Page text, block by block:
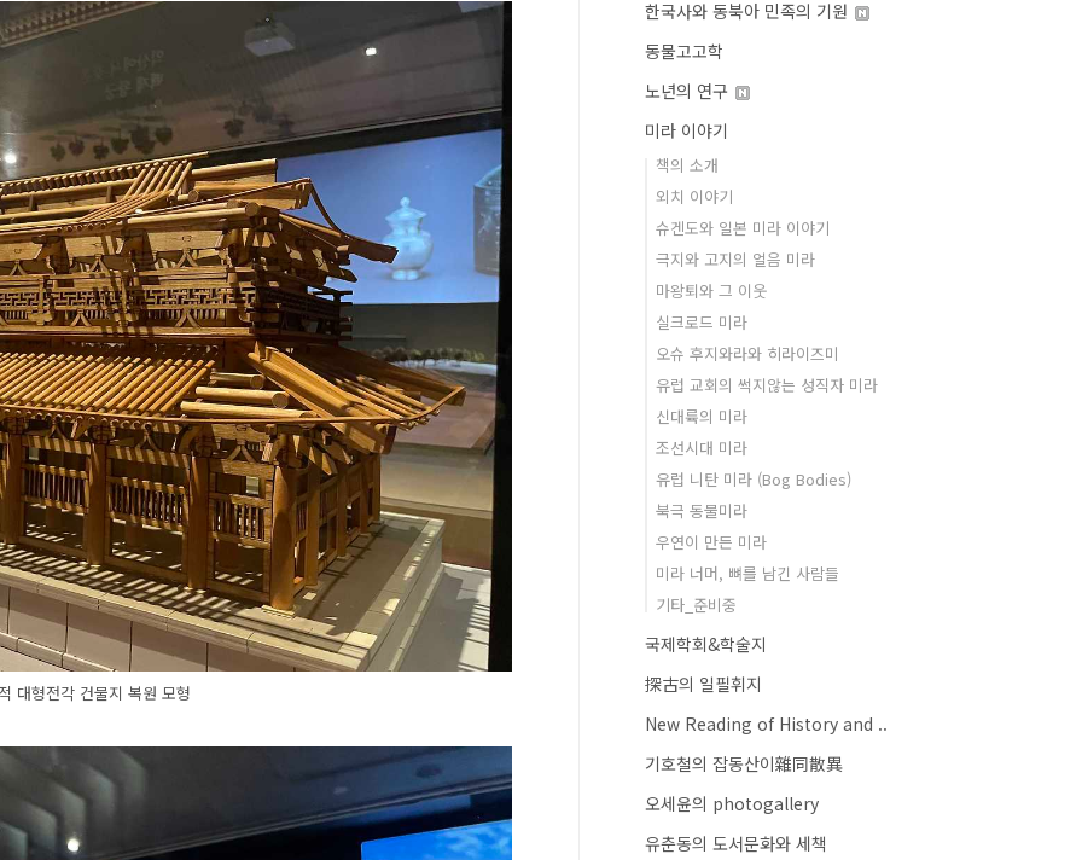
대형전각 건물지 복원 모형
한국사와 동북아 민족의 기원
동물고고학
노년의 연구
미라 이야기
책의 소개
외치 이야기
슈겐도와 일본 미라 이야기
극지와 고지의 얼음 미라
마왕퇴와 그 이웃
실크로드 미라
오슈 후지와라와 히라이즈미
유럽 교회의 썩지않는 성직자 미라
신대륙의 미라
조선시대 미라
유럽 니탄 미라 (Bog Bodies)
북극 동물미라
우연이 만든 미라
미라 너머, 뼈를 남긴 사람들
기타_준비중
국제학회&학술지
探古의 일필휘지
New Reading of History and ..
기호철의 잡동산이雜同散異
오세윤의 photogallery
유춘동의 도서문화와 세책